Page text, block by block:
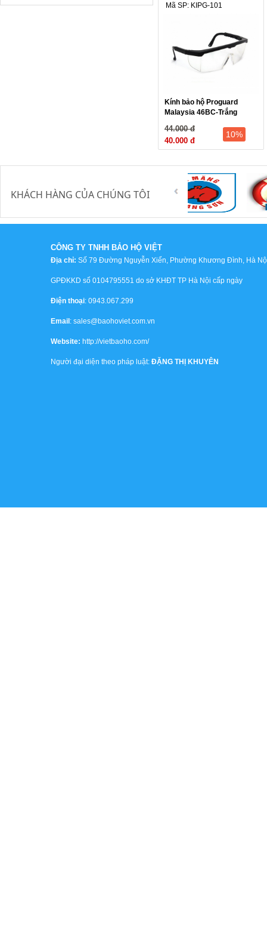
Mã SP: KIPG-101
Kính bảo hộ Proguard
Malaysia 46BC-Trắng
44.000 đ
40.000 đ
10%
KHÁCH HÀNG CỦA CHÚNG TÔI
CÔNG TY TNHH BẢO HỘ VIỆT
Địa chỉ: Số 79 Đường Nguyễn Xiển, Phường Khương Đình, Hà
GPĐKKD số 0104795551 do sở KHĐT TP Hà Nội cấp ngày
Điện thoại: 0943.067.299
Email : sales@baohoviet.com.vn
Website: http://vietbaoho.com/
Người đại diện theo pháp luật: ĐẶNG THỊ KHUYÊN